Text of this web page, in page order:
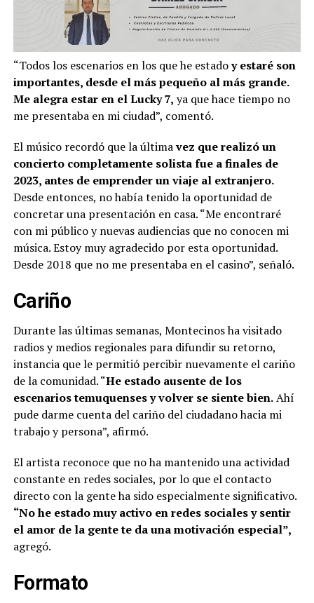
“Todos los escenarios en los que he estadoy estaré son
importantes, desde el más pequeño al más grande.
Me alegra estar en el Lucky 7, ya que hace tiempo no
me presentaba en mi ciudad”, comentó.
El músico recordó que la últimavez que realizó un
concierto completamente solista fue a finales de
2023, antes de emprender un viaje al extranjero.
Desde entonces, no había tenido la oportunidad de
concretar una presentación en casa. “Me encontraré
con mi público y nuevas audiencias que no conocen mi
música. Estoy muy agradecido por esta oportunidad.
Desde 2018 que no me presentaba en el casino”, señaló.
Cariño
Durante las últimas semanas, Montecinos ha visitado
radios y medios regionales para difundir su retorno,
instancia que le permitió percibir nuevamente el cariño
de la comunidad. “He estado ausente de los
escenarios temuquenses y volver se siente bien.Ahí
pude darme cuenta del cariño del ciudadano hacia mi
trabajo y persona”, afirmó.
El artista reconoce que no ha mantenido una actividad
constante en redes sociales, por lo que el contacto
directo con la gente ha sido especialmente significativo.
“No he estado muy activo en redes sociales y sentir
el amor de la gente te da una motivación especial”,
agregó.
Formato